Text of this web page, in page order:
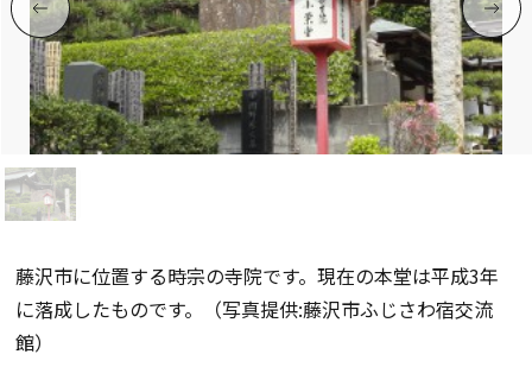
藤沢市に位置する時宗の寺院です。現在の本堂は平成3年
に落成したものです。（写真提供:藤沢市ふじさわ宿交流
館）